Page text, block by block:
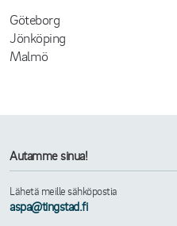
Göteborg
Jönköping
Malmö
Autamme sinua!
Lähetä meille sähköpostia
aspa@tingstad.fi